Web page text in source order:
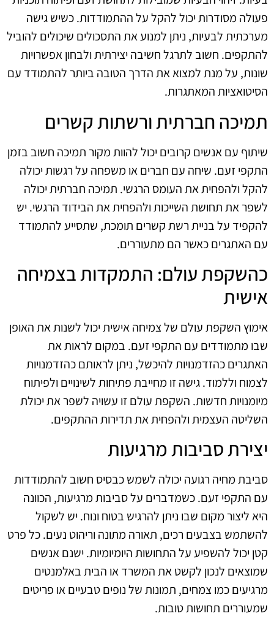
פעולה מסודרות יכול להקל על ההתמודדות. כשיש גישה
מערכתית לבעיות, ניתן למנוע את התסכולים שיכולים להוביל
להתקפים. חשוב לתרגל חשיבה יצירתית ולבחון אפשרויות
שונות, על מנת למצוא את הדרך הטובה ביותר להתמודד עם
הסיטואציות המאתגרות.
תמיכה חברתית ורשתות קשרים
שיתוף עם אנשים קרובים יכול להוות מקור תמיכה חשוב בזמן
התקפי זעם. שיחה עם חברים או משפחה על רגשות יכולה
להקל ולהפחית את העומס הרגשי. תמיכה חברתית יכולה
לשפר את תחושת השייכות ולהפחית את הבידוד הרגשי. יש
להקפיד על בניית רשת קשרים תומכת, שתסייע להתמודד
עם האתגרים כאשר הם מתעוררים.
כהשקפת עולם: התמקדות בצמיחה
אישית
אימוץ השקפת עולם של צמיחה אישית יכול לשנות את האופן
שבו מתמודדים עם התקפי זעם. במקום לראות את
האתגרים כהזדמנויות להיכשל, ניתן לראותם כהזדמנויות
לצמוח וללמוד. גישה זו מחייבת פתיחות לשינויים ולפיתוח
מיומנויות חדשות. השקפת עולם זו עשויה לשפר את יכולת
השליטה העצמית ולהפחית את תדירות ההתקפים.
יצירת סביבות מרגיעות
סביבת מחיה רגועה יכולה לשמש כבסיס חשוב להתמודדות
עם התקפי זעם. כשמדברים על סביבות מרגיעות, הכוונה
היא ליצור מקום שבו ניתן להרגיש בטוח ונוח. יש לשקול
להשתמש בצבעים רכים, תאורה מתונה וריהוט נעים. כל פרט
קטן יכול להשפיע על התחושות היומיומיות. ישנם אנשים
שמוצאים לנכון לקשט את המשרד או הבית באלמנטים
מרגיעים כמו צמחים, תמונות של נופים טבעיים או פריטים
שמעוררים תחושות טובות.